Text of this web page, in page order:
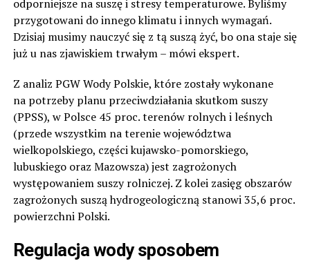
odporniejsze na suszę i stresy temperaturowe. Byliśmy
przygotowani do innego klimatu i innych wymagań.
Dzisiaj musimy nauczyć się z tą suszą żyć, bo ona staje się
już u nas zjawiskiem trwałym – mówi ekspert.
Z analiz PGW Wody Polskie, które zostały wykonane
na potrzeby planu przeciwdziałania skutkom suszy
(PPSS), w Polsce 45 proc. terenów rolnych i leśnych
(przede wszystkim na terenie województwa
wielkopolskiego, części kujawsko-pomorskiego,
lubuskiego oraz Mazowsza) jest zagrożonych
występowaniem suszy rolniczej. Z kolei zasięg obszarów
zagrożonych suszą hydrogeologiczną stanowi 35,6 proc.
powierzchni Polski.
Regulacja wody sposobem